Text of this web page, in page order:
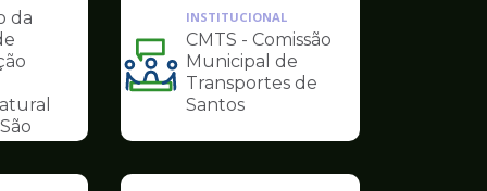
Sustentável
da
Ilustração
da
de
Conselhos
INSTITUCIONAL
CMTS - Comissão
Municipal de
Transportes de
Santos